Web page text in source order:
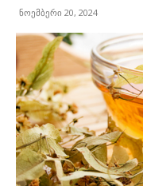
ნოემბერი 20, 2024